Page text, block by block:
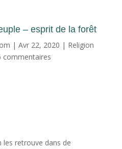
– esprit de la forêt
| Avr 22, 2020 | Religion
commentaires
les retrouve dans de